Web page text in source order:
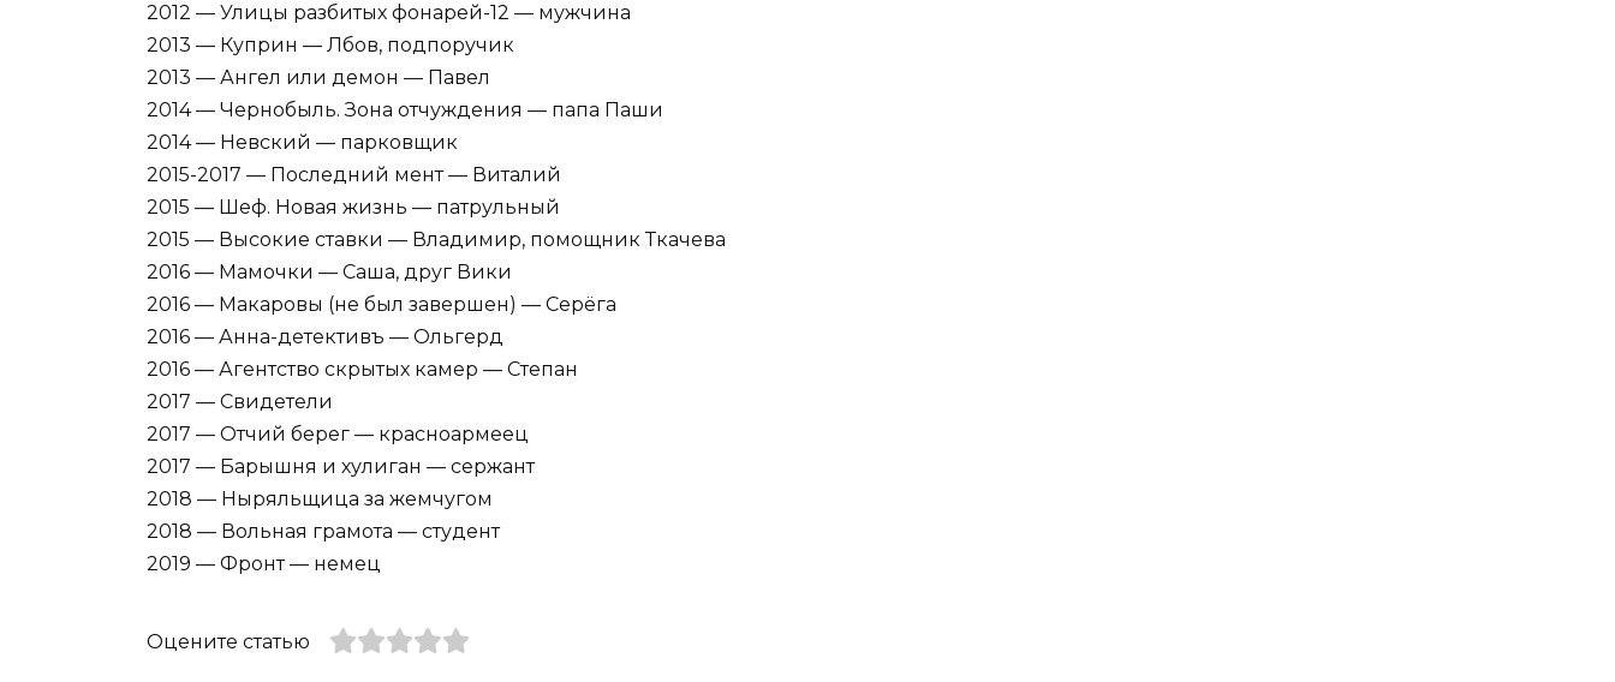
2012 — Улицы разбитых фонарей-12 — мужчина
2013 — Куприн — Лбов, подпоручик
2013 — Ангел или демон — Павел
2014 — Чернобыль. Зона отчуждения — папа Паши
2014 — Невский — парковщик
2015-2017 — Последний мент — Виталий
2015 — Шеф. Новая жизнь — патрульный
2015 — Высокие ставки — Владимир, помощник Ткачева
2016 — Мамочки — Саша, друг Вики
2016 — Макаровы (не был завершен) — Серёга
2016 — Анна-детективъ — Ольгерд
2016 — Агентство скрытых камер — Степан
2017 — Свидетели
2017 — Отчий берег — красноармеец
2017 — Барышня и хулиган — сержант
2018 — Ныряльщица за жемчугом
2018 — Вольная грамота — студент
2019 — Фронт — немец
Оцените статью